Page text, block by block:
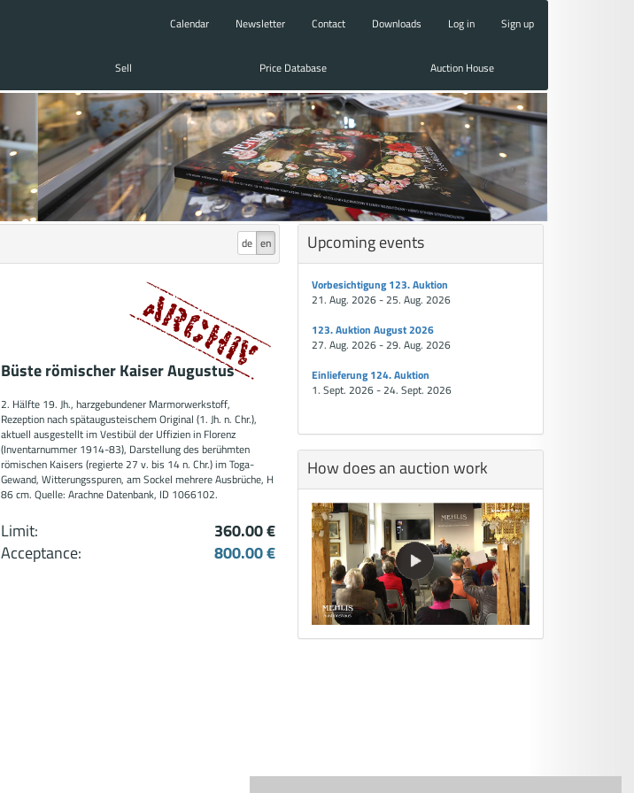
Calendar Newsletter Contact Downloads Log in Sign up
Sell Price Database Auction House
de en
Büste römischer Kaiser Augustus
2. Hälfte 19. Jh., harzgebundener Marmorwerkstoff,
Rezeption nach spätaugusteischem Original (1. Jh. n. Chr.),
aktuell ausgestellt im Vestibül der Uffizien in Florenz
(Inventarnummer 1914-83), Darstellung des berühmten
römischen Kaisers (regierte 27 v. bis 14 n. Chr.) im Toga-
Gewand, Witterungsspuren, am Sockel mehrere Ausbrüche, H
86 cm. Quelle: Arachne Datenbank, ID 1066102.
Limit:
360.00 €
Acceptance:
800.00 €
Upcoming events
Vorbesichtigung 123. Auktion
21. Aug. 2026 - 25. Aug. 2026
123. Auktion August 2026
27. Aug. 2026 - 29. Aug. 2026
Einlieferung 124. Auktion
1. Sept. 2026 - 24. Sept. 2026
How does an auction work